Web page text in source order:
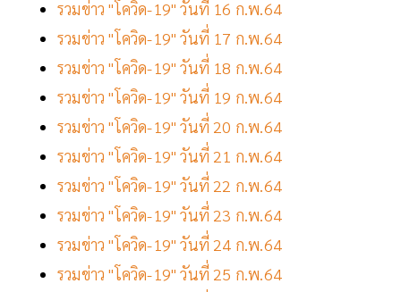
รวมข่าว "โควิด-19" วันที่ 16 ก.พ.64
รวมข่าว "โควิด-19" วันที่ 17 ก.พ.64
รวมข่าว "โควิด-19" วันที่ 18 ก.พ.64
รวมข่าว "โควิด-19" วันที่ 19 ก.พ.64
รวมข่าว "โควิด-19" วันที่ 20 ก.พ.64
รวมข่าว "โควิด-19" วันที่ 21 ก.พ.64
รวมข่าว "โควิด-19" วันที่ 22 ก.พ.64
รวมข่าว "โควิด-19" วันที่ 23 ก.พ.64
รวมข่าว "โควิด-19" วันที่ 24 ก.พ.64
รวมข่าว "โควิด-19" วันที่ 25 ก.พ.64